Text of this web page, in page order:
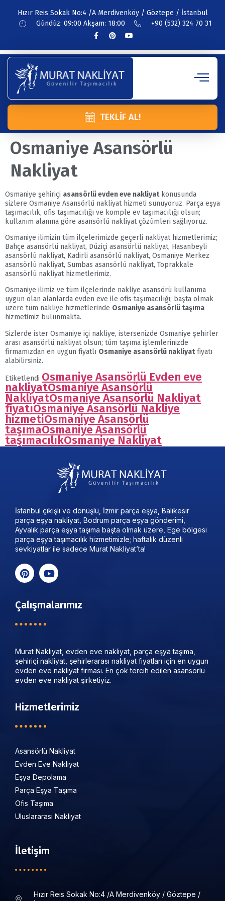
Hızır Reis Sokak No:4 /A Merdivenköy / Göztepe / İstanbul
Gündüz: 09:00 Akşam: 18:00
+90 (532) 324 70 31
TEKLIF AL!
Osmaniye Asansörlü
Nakliyat
Osmaniye şehiriçi asansörlü evden eve nakliyatkonusunda
sizlere Osmaniye Asansörlü nakliyat hizmeti sunuyoruz. Parça eşya
taşımacılık, ofis taşımacılığı ve komple ev taşımacılığı olsun;
kullanım alanına göre asansörlü nakliyat çözümleri sağlıyoruz.
Osmaniye ilimizin tüm ilçelerimizde geçerli nakliyat hizmetlerimiz;
Bahçe asansörlü nakliyat, Düziçi asansörlü nakliyat, Hasanbeyli
asansörlü nakliyat, Kadirli asansörlü nakliyat, Osmaniye Merkez
asansörlü nakliyat, Sumbas asansörlü nakliyat, Toprakkale
asansörlü nakliyat hizmetlerimiz.
Osmaniye ilimiz ve tüm ilçelerinde nakliye asansörü kullanıma
uygun olan alanlarda evden eve ile ofis taşımacılığı; başta olmak
üzere tüm nakliye hizmetlerinde Osmaniye asansörlü taşıma
hizmetimiz bulunmakta.
Sizlerde ister Osmaniye içi nakliye, istersenizde Osmaniye şehirler
arası asansörlü nakliyat olsun; tüm taşıma işlemlerinizde
firmamızdan en uygun fiyatlı Osmaniye asansörlü nakliyatfiyatı
alabilirsiniz.
Etiketlendi Osmaniye Asansörlü Evden eve
nakliyatOsmaniye Asansörlü
NakliyatOsmaniye Asansörlü Nakliyat
fiyatıOsmaniye Asansörlü Nakliye
hizmetiOsmaniye Asansörlü
taşımaOsmaniye Asansörlü
taşımacılıkOsmaniye Nakliyat
İstanbul çıkışlı ve dönüşlü, İzmir parça eşya, Balıkesir
parça eşya nakliyat, Bodrum parça eşya gönderimi,
Ayvalık parça eşya taşıma başta olmak üzere, Ege bölgesi
parça eşya taşımacılık hizmetimizle; haftalık düzenli
sevkiyatlar ile sadece Murat Nakliyat’ta!
Çalışmalarımız
Murat Nakliyat, evden eve nakliyat, parça eşya taşıma,
şehiriçi nakliyat, şehirlerarası nakliyat fiyatları için en uygun
evden eve nakliyat firması. En çok tercih edilen asansörlü
evden eve nakliyat şirketiyiz.
Hizmetlerimiz
Asansörlü Nakliyat
Evden Eve Nakliyat
Eşya Depolama
Parça Eşya Taşıma
Ofis Taşıma
Uluslararası Nakliyat
İletişim
Hızır Reis Sokak No:4 /a Merdivenköy / Göztepe /